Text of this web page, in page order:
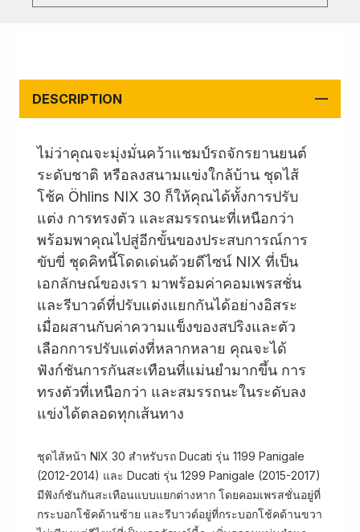
DESCRIPTION
ไม่ว่าคุณจะมุ่งมั่นคว้าแชมป์รถจักรยานยนต์
ระดับชาติ หรือลงสนามแข่งใกล้บ้าน ชุดไส้
โช้ค Öhlins NIX 30 ก็ให้คุณได้ทั้งการปรับ
แต่ง การทรงตัว และสมรรถนะที่เหนือกว่า
พร้อมพาคุณไปสู่อีกขั้นของประสบการณ์การ
ขับขี่ ชุดคิทนี้โดดเด่นด้วยดีไซน์ NIX ที่เป็น
เอกลักษณ์ของเรา มาพร้อมค่าคอมเพรสชั่น
และรีบาวด์ที่ปรับแต่งแยกกันได้อย่างอิสระ
เมื่อผสานกับค่าความแข็งของสปริงและตัว
เลือกการปรับแต่งที่หลากหลาย คุณจะได้
ฟังก์ชันการกันสะเทือนที่แม่นยำมากขึ้น การ
ทรงตัวที่เหนือกว่า และสมรรถนะในระดับลง
แข่งได้ตลอดทุกเส้นทาง
ชุดไส้หน้า NIX 30 สำหรับรถ Ducati รุ่น 1199 Panigale
(2012-2014) และ Ducati รุ่น 1299 Panigale (2015-2017)
มีฟังก์ชันกันสะเทือนแบบแยกต่างหาก โดยคอมเพรสชั่นอยู่ที่
กระบอกโช้คด้านซ้าย และรีบาวด์อยู่ที่กระบอกโช้คด้านขวา